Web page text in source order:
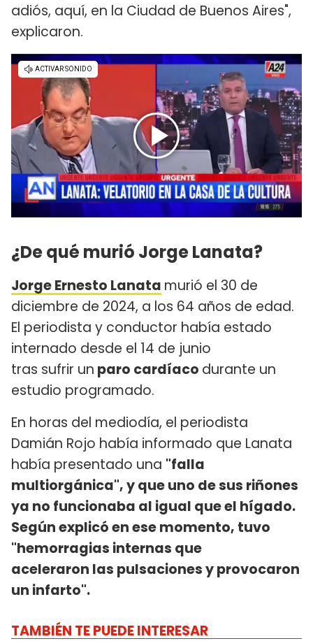
adiós, aquí, en la Ciudad de Buenos Aires",
explicaron.
¿De qué murió Jorge Lanata?
Jorge Ernesto Lanata murió el 30 de
diciembre de 2024, a los 64 años de edad.
El periodista y conductor había estado
internado desde el 14 de junio
tras sufrir un paro cardíaco durante un
estudio programado.
En horas del mediodía, el periodista
Damián Rojo había informado que Lanata
había presentado una "falla
multiorgánica", y que uno de sus riñones
ya no funcionaba al igual que el hígado.
Según explicó en ese momento, tuvo
"hemorragias internas que
aceleraron las pulsaciones y provocaron
un infarto".
TAMBIÉN TE PUEDE INTERESAR